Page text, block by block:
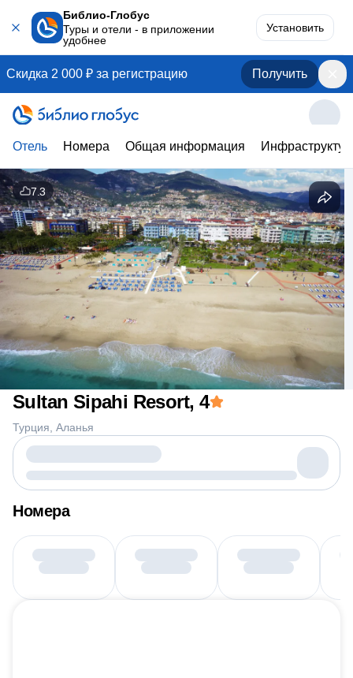
Библио-Глобус
Туры и отели - в приложении
удобнее
Установить
Скидка 2 000 ₽ за регистрацию Получить
Отель Номера Общая информация
Sultan Sipahi Resort, 4
Турция Аланья
7.3
Номера